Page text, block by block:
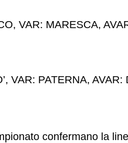
VAR: MARESCA,
VAR: PATERNA, AVAR:
confermano la